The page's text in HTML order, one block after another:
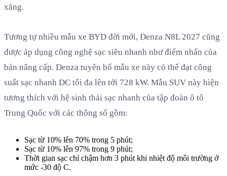
xăng.
Tương tự nhiều mẫu xe BYD đời mới, Denza N8L 2027 cũng
được áp dụng công nghệ sạc siêu nhanh như điểm nhấn của
bản nâng cấp. Denza tuyên bố mẫu xe này có thể đạt công
suất sạc nhanh DC tối đa lên tới 728 kW. Mẫu SUV này hiện
tương thích với hệ sinh thái sạc nhanh của tập đoàn ô tô
Trung Quốc với các thông số gồm:
Sạc từ 10% lên 70% trong 5 phút;
Sạc từ 10% lên 97% trong 9 phút;
Thời gian sạc chỉ chậm hơn 3 phút khi nhiệt độ môi trường ở
mức -30 độ C.